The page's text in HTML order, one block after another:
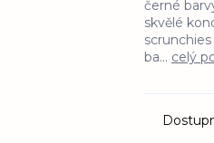
černé
skvělé
ba... celý